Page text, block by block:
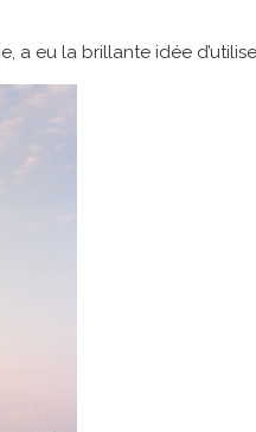
eu la brillante idée